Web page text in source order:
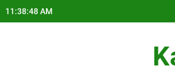
11:38:49 AM